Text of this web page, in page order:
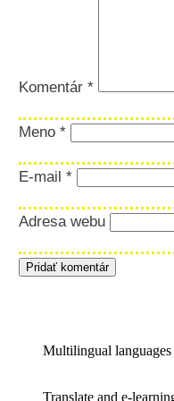
Komentár *
Meno *
E-mail *
Adresa webu
Multilingual languages
Translate and e-